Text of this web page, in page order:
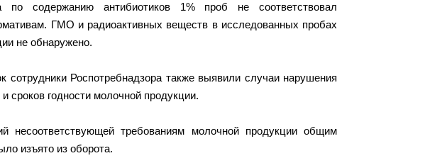
содержанию антибиотиков 1% проб не соответствовал
ГМО и радиоактивных веществ в исследованных пробах
не обнаружено.
сотрудники Роспотребнадзора также выявили случаи нарушения
сроков годности молочной продукции.
несоответствующей требованиям молочной продукции общим
изъято из оборота.